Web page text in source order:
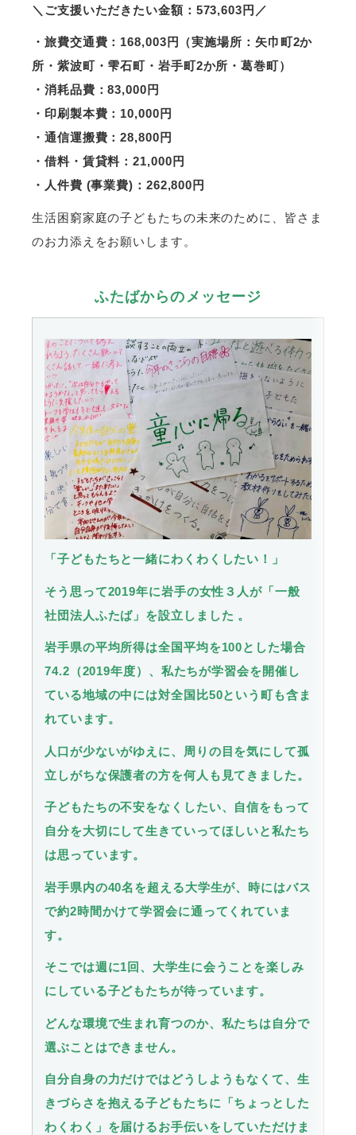
＼ご支援いただきたい金額：573,603円／
・旅費交通費：168,003円（実施場所：矢巾町2か
所・紫波町・雫石町・岩手町2か所・葛巻町）
・消耗品費：83,000円
・印刷製本費：10,000円
・通信運搬費：28,800円
・借料・賃貸料：21,000円
・人件費 (事業費)：262,800円
生活困窮家庭の子どもたちの未来のために、皆さま
のお力添えをお願いします。
ふたばからのメッセージ
「子どもたちと一緒にわくわくしたい！」
そう思って2019年に岩手の女性３人が「一般
社団法人ふたば」を設立しました 。
岩手県の平均所得は全国平均を100とした場合
74.2（2019年度）、私たちが学習会を開催し
ている地域の中には対全国比50という町も含ま
れています。
人口が少ないがゆえに、周りの目を気にして孤
立しがちな保護者の方を何人も見てきました。
子どもたちの不安をなくしたい、自信をもって
自分を大切にして生きていってほしいと私たち
は思っています。
岩手県内の40名を超える大学生が、時にはバス
で約2時間かけて学習会に通ってくれていま
す。
そこでは週に1回、大学生に会うことを楽しみ
にしている子どもたちが待っています。
どんな環境で生まれ育つのか、私たちは自分で
選ぶことはできません。
自分自身の力だけではどうしようもなくて、生
きづらさを抱える子どもたちに「ちょっとした
わくわく」を届けるお手伝いをしていただけま